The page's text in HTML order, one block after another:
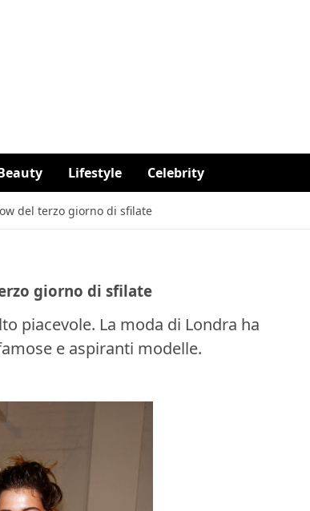
Lifestyle Celebrity
del terzo giorno di sfilate
giorno di sfilate
piacevole. La moda di Londra ha
e aspiranti modelle.